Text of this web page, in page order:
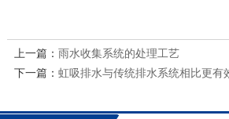
上一篇： 雨水收集系统的处理工艺
下一篇： 虹吸排水与传统排水系统相比更有